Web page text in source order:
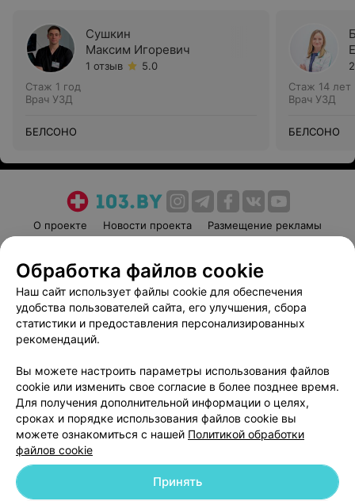
Сушкин
Максим Игоревич
1 отзыв
5.0
Стаж 1 год
Врач УЗД
БЕЛСОНО
Стаж 14 лет
Врач УЗД
БЕЛСОНО
О проекте Новости проекта
Размещение рекламы
Пользовательское соглашение
Способы оплаты
Вакансии
Партнеры
Написать руководителю 103.by
Обработка персональных данных
© 2026 ООО «Артокс Лаб», УНП 191700409 | 220012, Республика Беларусь,
Обработка файлов cookie
Наш сайт использует файлы cookie для обеспечения
удобства пользователей сайта, его улучшения, сбора
статистики и предоставления персонализированных
рекомендаций.
Вы можете настроить параметры использования файлов
cookie или изменить свое согласие в более позднее время.
Для получения дополнительной информации о целях,
сроках и порядке использования файлов cookie вы
можете ознакомиться с нашей Политикой обработки
файлов cookie
Принять